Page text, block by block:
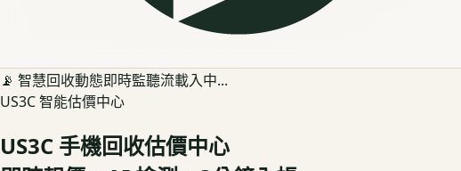
📡 智慧回收動態即時監聽流載入中...
US3C 智能估價中心
US3C 手機回收估價中心